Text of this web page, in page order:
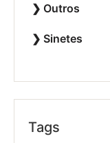
Outros
Sinetes
Tags